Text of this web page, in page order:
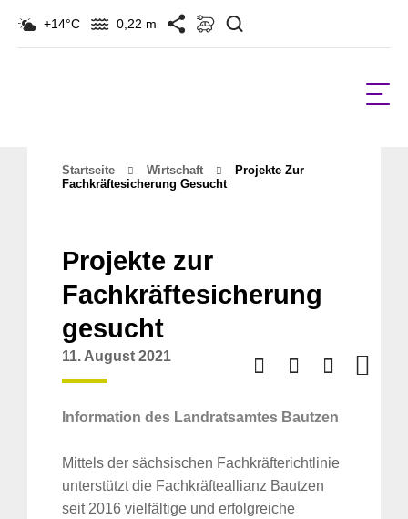
+14°C 0,22 m
Startseite Wirtschaft
Projekte Zur
Fachkräftesicherung Gesucht
Projekte zur
Fachkräftesicherung
gesucht
11. August 2021
Information des Landratsamtes Bautzen
Mittels der sächsischen Fachkräfterichtlinie
unterstützt die Fachkräfteallianz Bautzen
seit 2016 vielfältige und erfolgreiche